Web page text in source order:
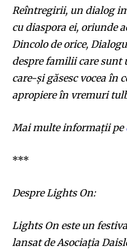
Reîntregirii, un dialog
cu diaspora ei, oriunde
Dincolo de orice,
despre familii care sunt
care-și găsesc vocea în
apropiere în vremuri
Mai multe informații pe
***
Despre Lights On:
Lights On este un
lansat de Asociația